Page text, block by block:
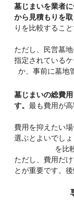
墓じまいを業者
から見積もりを取
りを比較するこ
ただし、民営墓
指定されている
か、事前に墓地
墓じまいの総費
す。 最も費用が
費用を抑えたい
選ぶとよいでし
を比
ただし、費用だ
とが重要です。